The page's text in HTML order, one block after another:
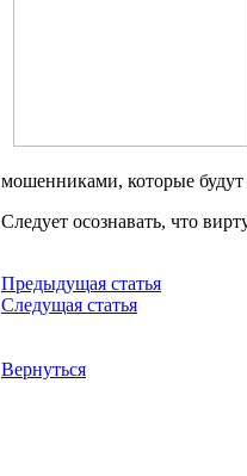
мошенниками, которые
Следует осознавать, что
Предыдущая статья
Следущая статья
Вернуться